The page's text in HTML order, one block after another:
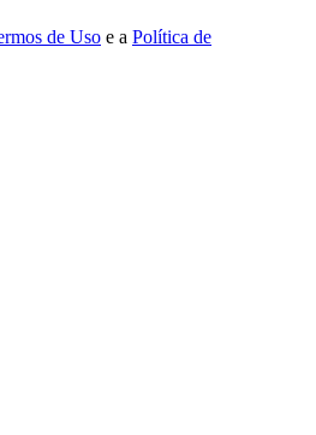
de Uso e a Política de